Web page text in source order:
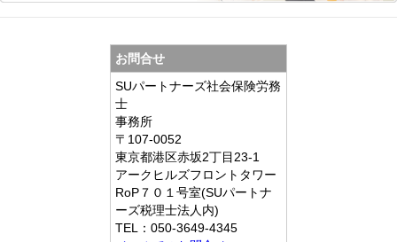
お問合せ
SUパートナーズ社会保険労務
士
事務所
〒107-0052
東京都港区赤坂2丁目23-1
アークヒルズフロントタワー
RoP７０１号室(SUパートナ
ーズ税理士法人内)
TEL： 050-3649-4345